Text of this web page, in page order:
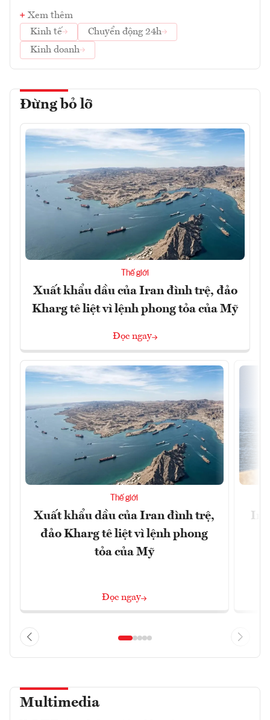
Xem thêm
Kinh tế
Chuyển động 24h
Kinh doanh
Đừng bỏ lỡ
Thế giới
Xuất khẩu dầu của Iran đình trệ, đảo
Kharg tê liệt vì lệnh phong tỏa của Mỹ
Đọc ngay
Thế giới
Xuất khẩu dầu của Iran đình trệ,
đảo Kharg tê liệt vì lệnh phong
tỏa của Mỹ
Đọc ngay
Multimedia